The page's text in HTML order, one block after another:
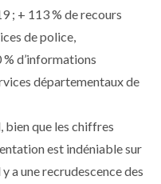
; + 113 % de recours
de police,
% d’informations
départementaux de
bien que les chiffres
est indéniable sur
a une recrudescence des